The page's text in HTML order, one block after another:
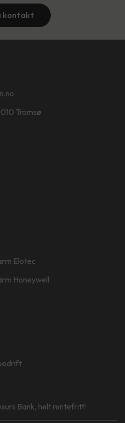
kontakt
Tromsø
Elotec
Honeywell
Bank, helt rentefritt!